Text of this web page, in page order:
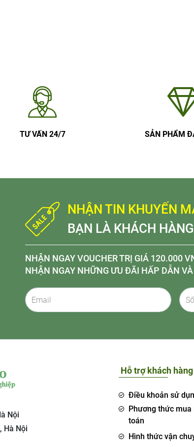
TƯ VẤN 24/7 SẢN PHẨM
NHẬN TIN KHUYẾN
BẠN LÀ KHÁCH
NHẬN NGAY VOUCHER TRỊ GIÁ 120.000
NHẬN NGAY NHỮNG ƯU ĐÃI HẤP DẪN
Nội
Hà Nội
Hỗ trợ khách hàng
Điều khoản sử
Phương thức mua
toán
Hình thức vận